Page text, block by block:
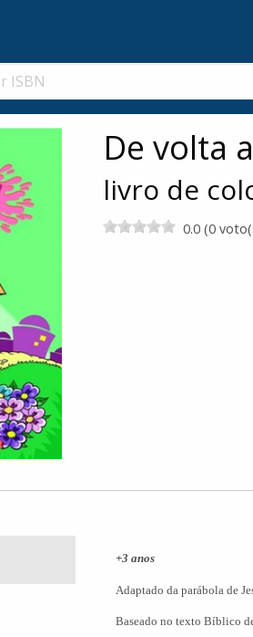
De volta
livro de
0.0 (0
+3 anos
Adaptado da parábola de
Baseado no texto Bíblico